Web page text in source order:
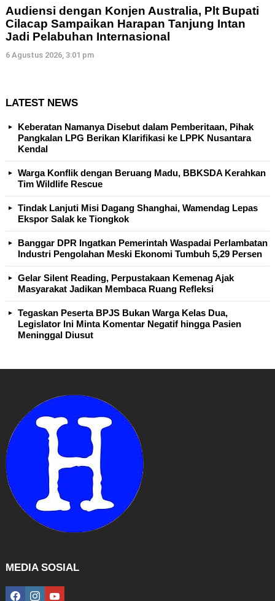
Audiensi dengan Konjen Australia, Plt Bupati
Cilacap Sampaikan Harapan Tanjung Intan
Jadi Pelabuhan Internasional
6 Agustus 2026, 3:01 pm
LATEST NEWS
Keberatan Namanya Disebut dalam Pemberitaan, Pihak
Pangkalan LPG Berikan Klarifikasi ke LPPK Nusantara
Kendal
Warga Konflik dengan Beruang Madu, BBKSDA Kerahkan
Tim Wildlife Rescue
Tindak Lanjuti Misi Dagang Shanghai, Wamendag Lepas
Ekspor Salak ke Tiongkok
Banggar DPR Ingatkan Pemerintah Waspadai Perlambatan
Industri Pengolahan Meski Ekonomi Tumbuh 5,29 Persen
Gelar Silent Reading, Perpustakaan Kemenag Ajak
Masyarakat Jadikan Membaca Ruang Refleksi
Tegaskan Peserta BPJS Bukan Warga Kelas Dua,
Legislator Ini Minta Komentar Negatif hingga Pasien
Meninggal Diusut
MEDIA SOSIAL
facebookinstagramyoutube